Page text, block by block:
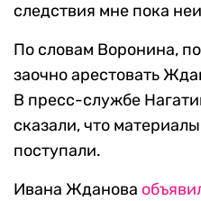
следствия мне пока
По словам Воронина,
заочно арестовать
В пресс-службе
сказали, что
поступали.
Ивана Жданова